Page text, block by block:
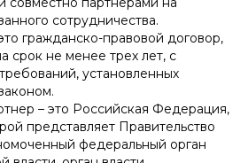
сотрудничества.
гражданско-правовой договор,
срок не менее трех лет, с
установленных
– это Российская Федерация,
представляет Правительство
федеральный орган